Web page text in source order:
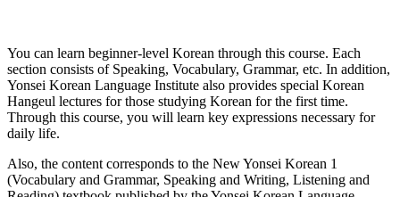
You can learn beginner-level Korean through this course. Each
section consists of Speaking, Vocabulary, Grammar, etc. In addition,
Yonsei Korean Language Institute also provides special Korean
Hangeul lectures for those studying Korean for the first time.
Through this course, you will learn key expressions necessary for
daily life.
Also, the content corresponds to the New Yonsei Korean 1
(Vocabulary and Grammar, Speaking and Writing, Listening and